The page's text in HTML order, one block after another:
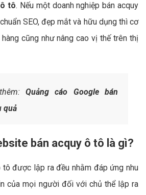
tô. Nếu một doanh nghiệp bán acquy
SEO, đẹp mắt và hữu dụng thì cơ
cũng như nâng cao vị thế trên thị
Quảng cáo Google bán
quả
bán acquy ô tô là gì?
được lập ra đều nhằm đáp ứng nhu
của mọi người đối với chủ thể lập ra